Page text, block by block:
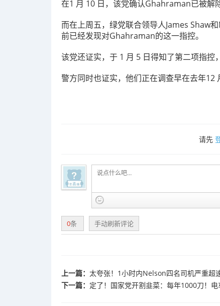
在1 月 10 日，该党确认Ghahraman已被解
而在上周五，绿党联合领导人James Shaw
前已经发现对Ghahraman的这一指控。
该党还证实，于 1 月 5 日得知了第二项指控
警方同时也证实，他们正在调查早在去年12
请先
0条 手动刷新评论
上一篇： 太夸张！1小时内Nelson四名司机严重超
下一篇： 定了！国家党开割韭菜：每年1000刀！电